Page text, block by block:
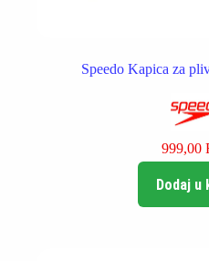
Speedo Kapica za
999,00
Dodaj u